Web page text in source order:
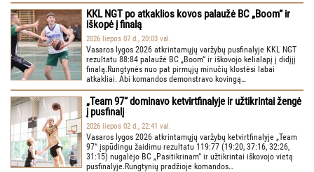
KKL NGT po atkaklios kovos palaužė BC „Boom“ ir
iškopė į finalą
2026 liepos 07 d., 20:03 val.
Vasaros lygos 2026 atkrintamųjų varžybų pusfinalyje KKL NGT
rezultatu 88:84 palaužė BC „Boom“ ir iškovojo kelialapį į didįjį
finalą.Rungtynės nuo pat pirmųjų minučių klostėsi labai
atkakliai. Abi komandos demonstravo kovingą…
„Team 97“ dominavo ketvirtfinalyje ir užtikrintai žengė
į pusfinalį
2026 liepos 02 d., 22:41 val.
Vasaros lygos 2026 atkrintamųjų varžybų ketvirtfinalyje „Team
97“ įspūdingu žaidimu rezultatu 119:77 (19:20, 37:16, 32:26,
31:15) nugalėjo BC „Pasitikrinam“ ir užtikrintai iškovojo vietą
pusfinalyje.Rungtynių pradžioje komandos…